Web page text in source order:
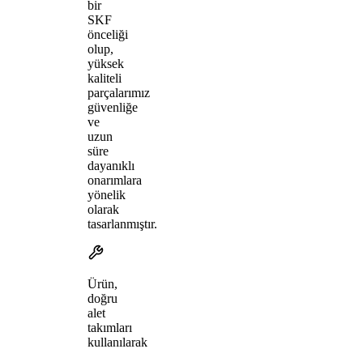
bir
SKF
önceliği
olup,
yüksek
kaliteli
parçalarımız
güvenliğe
ve
uzun
süre
dayanıklı
onarımlara
yönelik
olarak
tasarlanmıştır.
Ürün,
doğru
alet
takımları
kullanılarak